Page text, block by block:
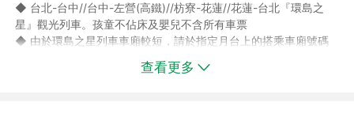
◆ 台北-台中//台中-左營(高鐵)//枋寮-花蓮//花蓮-台北『環島之
星』觀光列車。孩童不佔床及嬰兒不含所有車票
◆ 由於環島之星列車車廂較短，請於指定月台上的搭乘車廂號碼
◆ 桃園、新竹、台中出發的(佔位)旅客，回程抵達台北後將提供一
查看更多